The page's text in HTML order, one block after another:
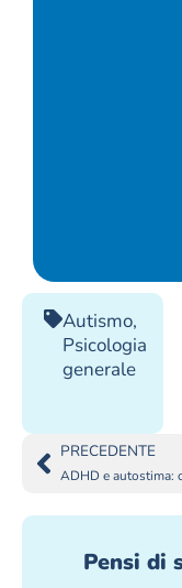
Autismo,
Psicologia
generale
PRECEDENTE
Pensi di